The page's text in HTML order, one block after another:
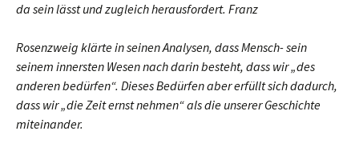
da sein lässt und zugleich herausfordert. Franz
Rosenzweig klärte in seinen Analysen, dass Mensch- sein
seinem innersten Wesen nach darin besteht, dass wir „des
anderen bedürfen“. Dieses Bedürfen aber erfüllt sich dadurch,
dass wir „die Zeit ernst nehmen“ als die unserer Geschichte
miteinander.